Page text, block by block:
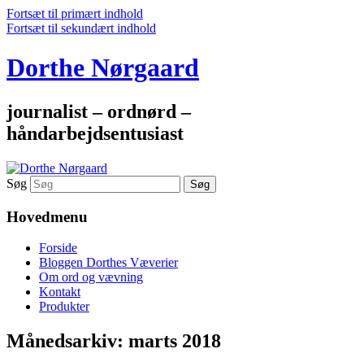
Fortsæt til primært indhold
Fortsæt til sekundært indhold
Dorthe Nørgaard
journalist – ordnørd –
håndarbejdsentusiast
Søg
Hovedmenu
Forside
Bloggen Dorthes Væverier
Om ord og vævning
Kontakt
Produkter
Månedsarkiv: marts 2018